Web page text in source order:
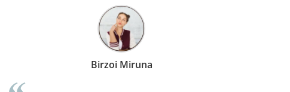
Birzoi Miruna